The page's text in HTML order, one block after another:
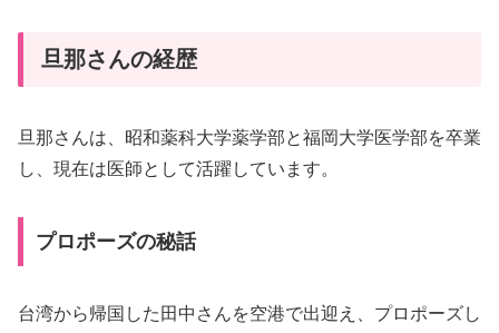
旦那さんの経歴
旦那さんは、昭和薬科大学薬学部と福岡大学医学部を卒業
し、現在は医師として活躍しています。
プロポーズの秘話
台湾から帰国した田中さんを空港で出迎え、プロポーズし